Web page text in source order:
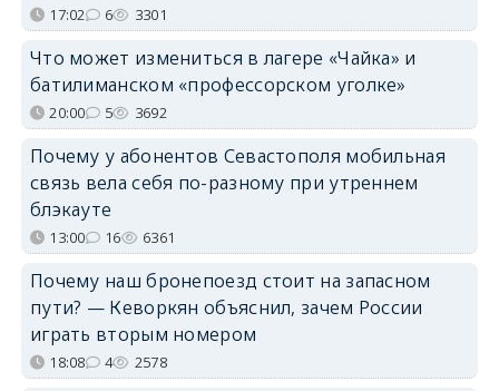
17:02 6 3301
Что может измениться в лагере «Чайка» и
батилиманском «профессорском уголке»
20:00 5 3692
Почему у абонентов Севастополя мобильная
связь вела себя по-разному при утреннем
блэкауте
13:00 16 6361
Почему наш бронепоезд стоит на запасном
пути? — Кеворкян объяснил, зачем России
играть вторым номером
18:08 4 2578